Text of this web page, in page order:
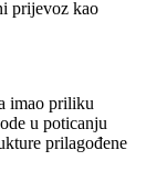
prijevoz kao
imao priliku
u poticanju
prilagođene